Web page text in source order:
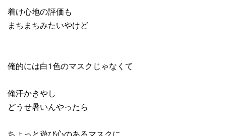
着け心地の評価も
まちまちみたいやけど
俺的には白1色のマスクじゃなくて
俺汗かきやし
どうせ暑いんやったら